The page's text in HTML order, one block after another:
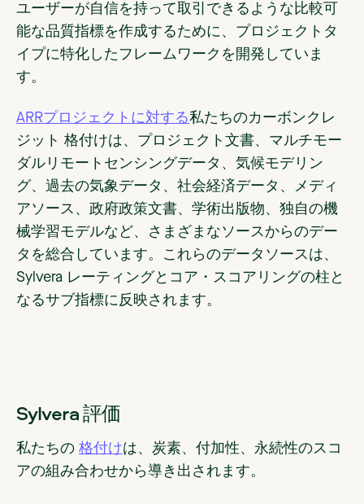
ユーザーが自信を持って取引できるような比較可
能な品質指標を作成するために、プロジェクトタ
イプに特化したフレームワークを開発していま
す。
ARRプロジェクトに対する私たちのカーボンクレ
ジット 格付けは、プロジェクト文書、マルチモー
ダルリモートセンシングデータ、気候モデリン
グ、過去の気象データ、社会経済データ、メディ
アソース、政府政策文書、学術出版物、独自の機
械学習モデルなど、さまざまなソースからのデー
タを総合しています。これらのデータソースは、
Sylvera レーティングとコア・スコアリングの柱と
なるサブ指標に反映されます。
Sylvera 評価
私たちの 格付けは、炭素、付加性、永続性のスコ
アの組み合わせから導き出されます。